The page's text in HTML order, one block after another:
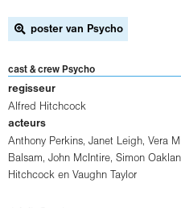
poster van Psycho
cast & crew Psycho
regisseur
Alfred Hitchcock
acteurs
Anthony Perkins, Janet Leigh, Vera
Balsam, John McIntire, Simon
Hitchcock en Vaughn Taylor